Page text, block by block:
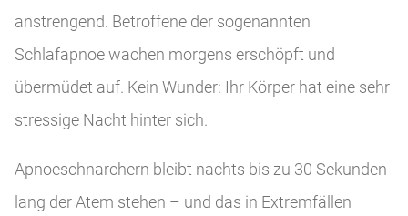
anstrengend. Betroffene der sogenannten
Schlafapnoe wachen morgens erschöpft und
übermüdet auf. Kein Wunder: Ihr Körper hat eine sehr
stressige Nacht hinter sich.
Apnoeschnarchern bleibt nachts bis zu 30 Sekunden
lang der Atem stehen – und das in Extremfällen